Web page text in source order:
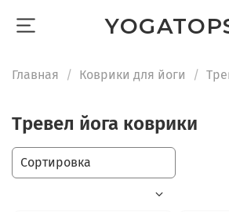
Главная Коврики для йоги
Тревел йога коврики